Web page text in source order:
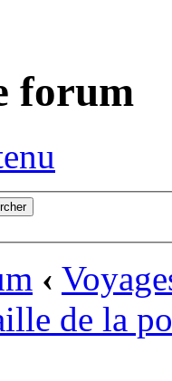
forum
‹
de la